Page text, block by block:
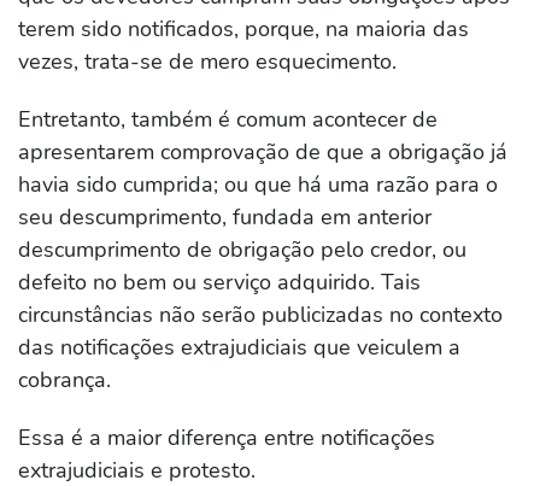
terem sido notificados, porque, na maioria das
vezes, trata-se de mero esquecimento.
Entretanto, também é comum acontecer de
apresentarem comprovação de que a obrigação já
havia sido cumprida; ou que há uma razão para o
seu descumprimento, fundada em anterior
descumprimento de obrigação pelo credor, ou
defeito no bem ou serviço adquirido. Tais
circunstâncias não serão publicizadas no contexto
das notificações extrajudiciais que veiculem a
cobrança.
Essa é a maior diferença entre notificações
extrajudiciais e protesto.